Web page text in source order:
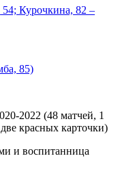
54; Курочкина, 82 –
85)
2022 (48 матчей, 1
красных карточки)
и воспитанница